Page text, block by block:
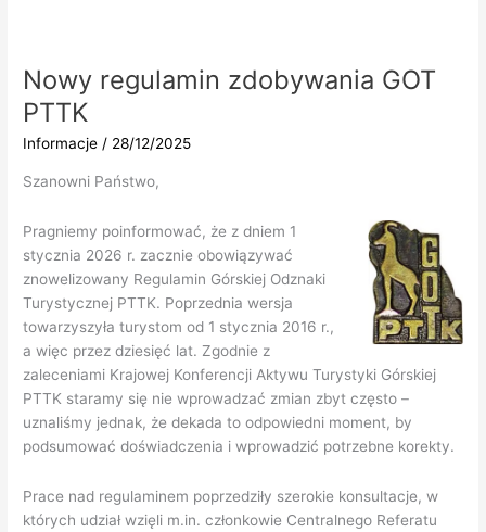
Nowy regulamin zdobywania GOT
PTTK
Informacje / 28/12/2025
Szanowni Państwo,
Pragniemy poinformować, że z dniem 1
stycznia 2026 r. zacznie obowiązywać
znowelizowany Regulamin Górskiej Odznaki
Turystycznej PTTK. Poprzednia wersja
towarzyszyła turystom od 1 stycznia 2016 r.,
a więc przez dziesięć lat. Zgodnie z
zaleceniami Krajowej Konferencji Aktywu Turystyki Górskiej
PTTK staramy się nie wprowadzać zmian zbyt często –
uznaliśmy jednak, że dekada to odpowiedni moment, by
podsumować doświadczenia i wprowadzić potrzebne korekty.
Prace nad regulaminem poprzedziły szerokie konsultacje, w
których udział wzięli m.in. członkowie Centralnego Referatu